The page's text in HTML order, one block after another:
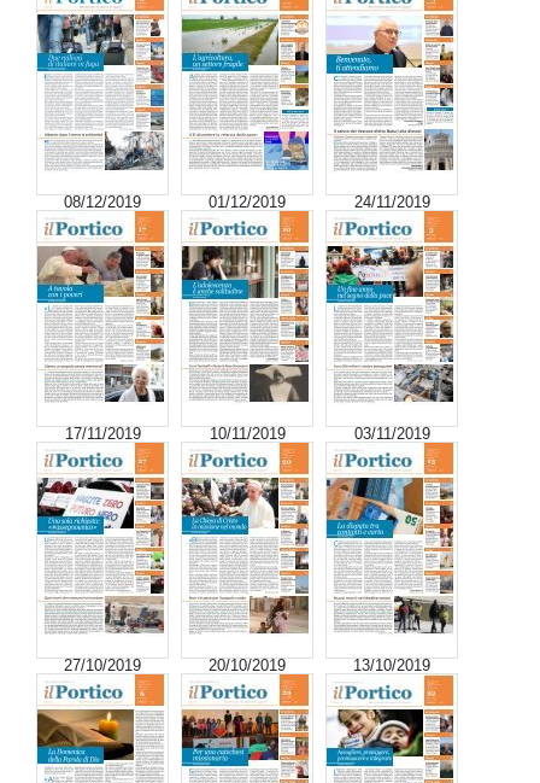
08/12/2019 01/12/2019 24/11/2019
17/11/2019 10/11/2019 03/11/2019
27/10/2019 20/10/2019 13/10/2019